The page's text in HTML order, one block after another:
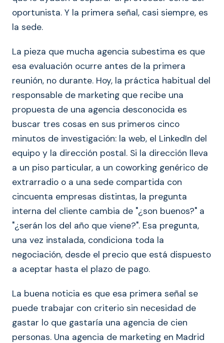
oportunista. Y la primera señal, casi siempre, es
la sede.
La pieza que mucha agencia subestima es que
esa evaluación ocurre antes de la primera
reunión, no durante. Hoy, la práctica habitual del
responsable de marketing que recibe una
propuesta de una agencia desconocida es
buscar tres cosas en sus primeros cinco
minutos de investigación: la web, el LinkedIn del
equipo y la dirección postal. Si la dirección lleva
a un piso particular, a un coworking genérico de
extrarradio o a una sede compartida con
cincuenta empresas distintas, la pregunta
interna del cliente cambia de "¿son buenos?" a
"¿serán los del año que viene?". Esa pregunta,
una vez instalada, condiciona toda la
negociación, desde el precio que está dispuesto
a aceptar hasta el plazo de pago.
La buena noticia es que esa primera señal se
puede trabajar con criterio sin necesidad de
gastar lo que gastaría una agencia de cien
personas. Una agencia de marketing en Madrid